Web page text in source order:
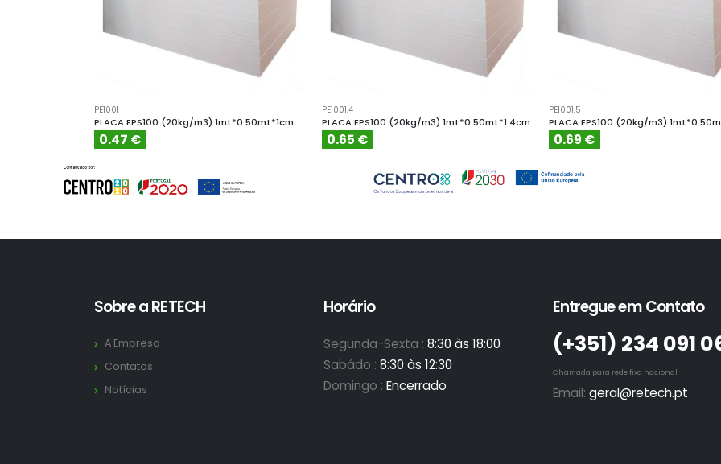
PE1001
PLACA EPS100 (20kg/m3) 1mt*0.50mt*1cm
0.47 €
PE1001.4
PLACA EPS100 (20kg/m3) 1mt*0.50mt*1.4cm
0.65 €
PE1001.5
PLACA EPS100 (20kg/m3)
0.69 €
Sobre a RETECH
A Empresa
Contatos
Notícias
Horário
Segunda-Sexta : 8:30 às 18:00
Sabádo : 8:30 às 12:30
Domingo : Encerrado
Entregue em Contato
(+351)­ 234 091
Chamada para rede fixa nacional
Email: geral@retech.pt